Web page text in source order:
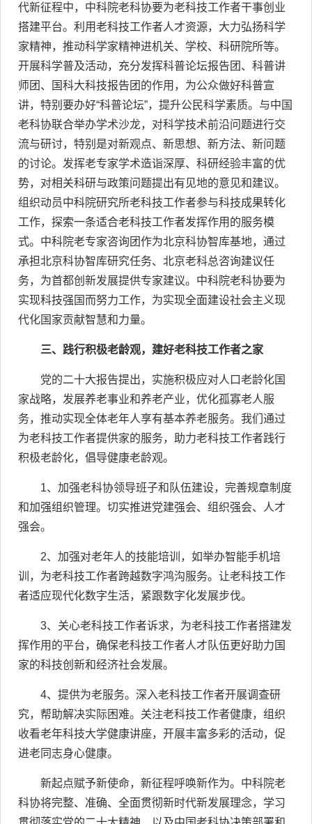
代新征程中，中科院老科协要为老科技工作者干事创业
搭建平台。利用老科技工作者人才资源，大力弘扬科学
家精神，推动科学家精神进机关、学校、科研院所等。
开展科学普及活动，充分发挥科普论坛报告团、科普讲
师团、国科大科技报告团的作用，为公众做好科普宣
讲，特别要办好“科普论坛”，提升公民科学素质。与中国
老科协联合举办学术沙龙，对科学技术前沿问题进行交
流与研讨，特别是对新观点、新思想、新方法、新问题
的讨论。发挥老专家学术造诣深厚、科研经验丰富的优
势，对相关科研与政策问题提出有见地的意见和建议。
组织动员中科院研究所老科技工作者参与科技成果转化
工作，探索一条适合老科技工作者发挥作用的服务模
式。中科院老专家咨询团作为北京科协智库基地，通过
承担北京科协智库研究任务、北京老科总咨询建议任
务，为首都创新发展提供专家建议。中科院老科协要为
实现科技强国而努力工作，为实现全面建设社会主义现
代化国家贡献智慧和力量。
三、践行积极老龄观，建好老科技工作者之家
党的二十大报告提出，实施积极应对人口老龄化国
家战略，发展养老事业和养老产业，优化孤寡老人服
务，推动实现全体老年人享有基本养老服务。我们通过
为老科技工作者提供家的服务，助力老科技工作者践行
积极老龄化，倡导健康老龄观。
1、加强老科协领导班子和队伍建设，完善规章制度
和加强组织管理。切实推进党建强会、组织强会、人才
强会。
2、加强对老年人的技能培训，如举办智能手机培
训，为老科技工作者跨越数字鸿沟服务。让老科技工作
者适应现代化数字生活，紧跟数字化发展步伐。
3、关心老科技工作者诉求，为老科技工作者搭建发
挥作用的平台，确保老科技工作者人才队伍更好助力国
家的科技创新和经济社会发展。
4、提供为老服务。深入老科技工作者开展调查研
究，帮助解决实际困难。关注老科技工作者健康，组织
收看老年科技大学健康讲座，开展丰富多彩的活动，促
进老同志身心健康。
新起点赋予新使命，新征程呼唤新作为。中科院老
科协将完整、准确、全面贯彻新时代新发展理念，学习